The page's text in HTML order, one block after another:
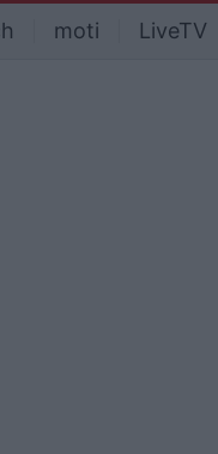
moti LiveTV